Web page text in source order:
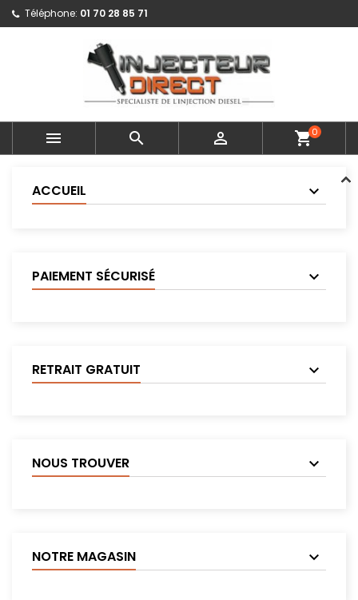
Téléphone: 01 70 28 85 71
   shopping_cart0
ACCUEIL
PAIEMENT SÉCURISÉ
RETRAIT GRATUIT
NOUS TROUVER
NOTRE MAGASIN